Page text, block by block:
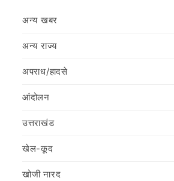
अन्य खबर
अन्य राज्य
अपराध/हादसे
आंदोलन
उत्तराखंड
खेल-कूद
खोजी नारद